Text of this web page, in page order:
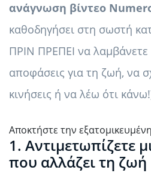
ανάγνωση βίντεο
καθοδηγήσει στη σωστή
ΠΡΙΝ ΠΡΕΠΕΙ να λαμβάνετε
αποφάσεις για τη ζωή, να
κινήσεις ή να λέω ότι
Αποκτήστε την
1. Αντιμετωπίζετε
που αλλάζει τη ζωή